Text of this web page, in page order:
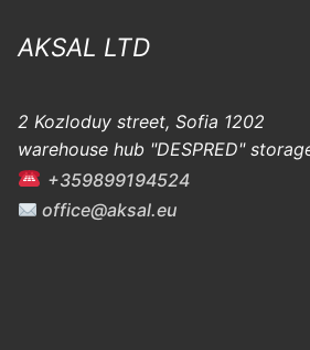
AKSAL LTD
2 Kozloduy street, Sofia 1202
warehouse hub "DESPRED"
+359899194524
office@aksal.eu